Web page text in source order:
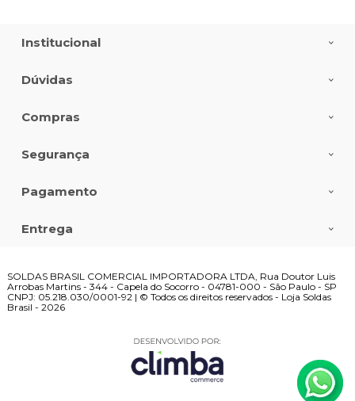
Institucional
Dúvidas
Compras
Segurança
Pagamento
Entrega
SOLDAS BRASIL COMERCIAL IMPORTADORA LTDA, Rua Doutor Luis
Arrobas Martins - 344 - Capela do Socorro - 04781-000 - São Paulo - SP
CNPJ: 05.218.030/0001-92 | © Todos os direitos reservados - Loja Soldas
Brasil - 2026